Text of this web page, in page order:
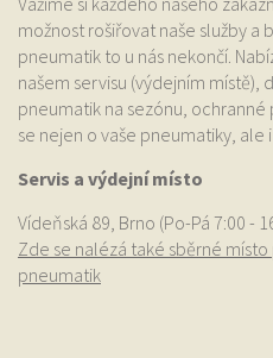
možnost rošiřovat naše služby a
pneumatik to u nás nekončí.
našem servisu (výdejním místě),
pneumatik na sezónu,
se nejen o vaše pneumatiky, ale
Servis a výdejní místo
Vídeňská 89, Brno (Po-Pá 7:00 -
Zde se nalézá také sběrné
pneumatik